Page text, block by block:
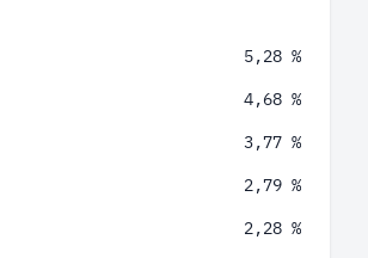
5,28 %
4,68 %
3,77 %
2,79 %
2,28 %